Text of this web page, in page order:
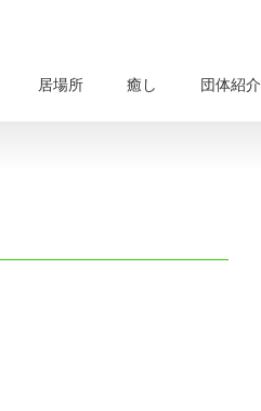
居場所 癒し 団体紹介